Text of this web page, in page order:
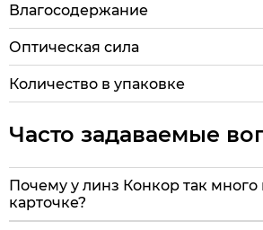
Влагосодержание
Оптическая сила
Количество в упаковке
Часто задаваемые
Почему у линз Конкор так много
карточке?